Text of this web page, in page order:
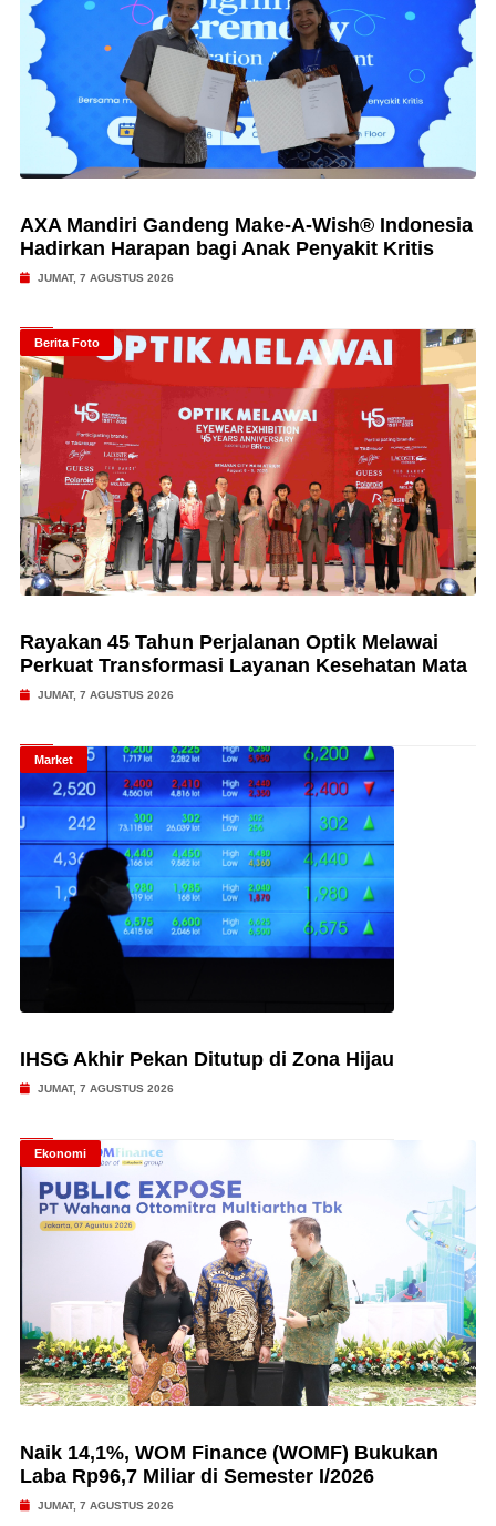
AXA Mandiri Gandeng Make-A-Wish® Indonesia
Hadirkan Harapan bagi Anak Penyakit Kritis
JUMAT, 7 AGUSTUS 2026
Berita Foto
Rayakan 45 Tahun Perjalanan Optik Melawai
Perkuat Transformasi Layanan Kesehatan Mata
JUMAT, 7 AGUSTUS 2026
Market
IHSG Akhir Pekan Ditutup di Zona Hijau
JUMAT, 7 AGUSTUS 2026
Ekonomi
Naik 14,1%, WOM Finance (WOMF) Bukukan
Laba Rp96,7 Miliar di Semester I/2026
JUMAT, 7 AGUSTUS 2026